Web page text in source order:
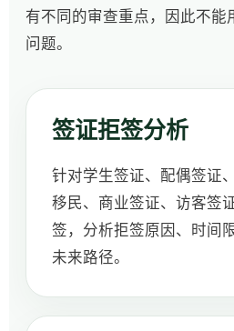
有不同的审查重点，因此不能
问题。
签证拒签分析
针对学生签证、配偶签证
移民、商业签证、访客签
签，分析拒签原因、时间
未来路径。